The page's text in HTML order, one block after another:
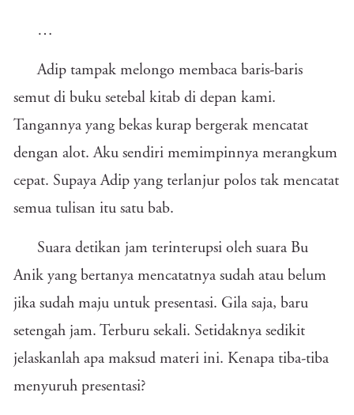
…
Adip tampak melongo membaca baris-baris
semut di buku setebal kitab di depan kami.
Tangannya yang bekas kurap bergerak mencatat
dengan alot. Aku sendiri memimpinnya merangkum
cepat. Supaya Adip yang terlanjur polos tak mencatat
semua tulisan itu satu bab.
Suara detikan jam terinterupsi oleh suara Bu
Anik yang bertanya mencatatnya sudah atau belum
jika sudah maju untuk presentasi. Gila saja, baru
setengah jam. Terburu sekali. Setidaknya sedikit
jelaskanlah apa maksud materi ini. Kenapa tiba-tiba
menyuruh presentasi?